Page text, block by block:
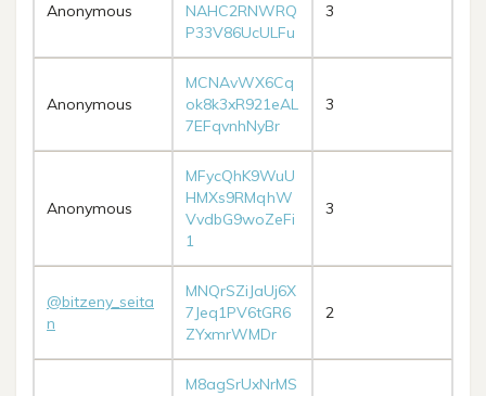
Anonymous
NAHC2RNWRQ
P33V86UcULFu
3
Anonymous
MCNAvWX6Cq
ok8k3xR921eAL
7EFqvnhNyBr
3
Anonymous
MFycQhK9WuU
HMXs9RMqhW
VvdbG9woZeFi
1
3
@bitzeny_seita
n
MNQrSZiJaUj6X
7Jeq1PV6tGR6
ZYxmrWMDr
2
M8agSrUxNrMS